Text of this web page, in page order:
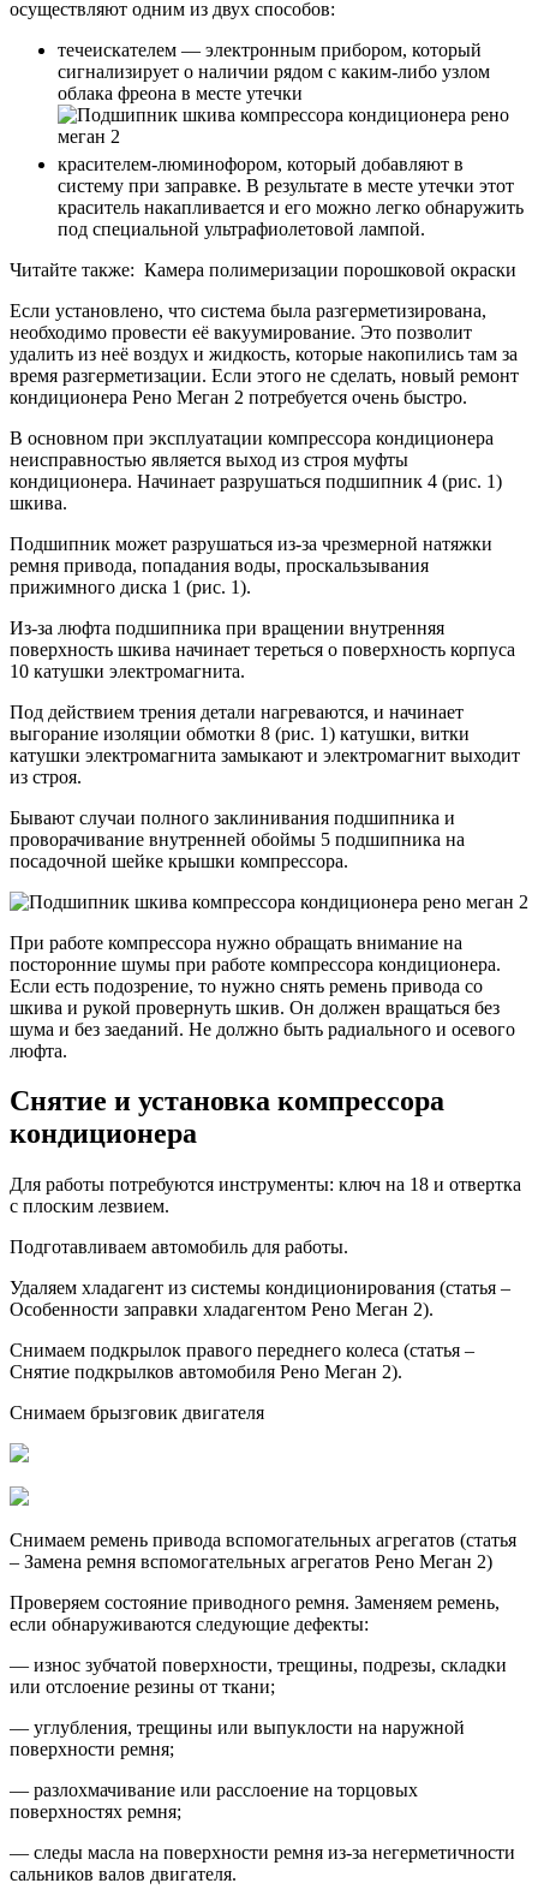
осуществляют одним из двух способов:
течеискателем — электронным прибором, который
сигнализирует о наличии рядом с каким-либо узлом
облака фреона в месте утечки
красителем-люминофором, который добавляют в
систему при заправке. В результате в месте утечки этот
краситель накапливается и его можно легко обнаружить
под специальной ультрафиолетовой лампой.
Читайте также: Камера полимеризации порошковой окраски
Если установлено, что система была разгерметизирована,
необходимо провести её вакуумирование. Это позволит
удалить из неё воздух и жидкость, которые накопились там за
время разгерметизации. Если этого не сделать, новый ремонт
кондиционера Рено Меган 2 потребуется очень быстро.
В основном при эксплуатации компрессора кондиционера
неисправностью является выход из строя муфты
кондиционера. Начинает разрушаться подшипник 4 (рис. 1)
шкива.
Подшипник может разрушаться из-за чрезмерной натяжки
ремня привода, попадания воды, проскальзывания
прижимного диска 1 (рис. 1).
Из-за люфта подшипника при вращении внутренняя
поверхность шкива начинает тереться о поверхность корпуса
10 катушки электромагнита.
Под действием трения детали нагреваются, и начинает
выгорание изоляции обмотки 8 (рис. 1) катушки, витки
катушки электромагнита замыкают и электромагнит выходит
из строя.
Бывают случаи полного заклинивания подшипника и
проворачивание внутренней обоймы 5 подшипника на
посадочной шейке крышки компрессора.
При работе компрессора нужно обращать внимание на
посторонние шумы при работе компрессора кондиционера.
Если есть подозрение, то нужно снять ремень привода со
шкива и рукой провернуть шкив. Он должен вращаться без
шума и без заеданий. Не должно быть радиального и осевого
люфта.
Снятие и установка компрессора
кондиционера
Для работы потребуются инструменты: ключ на 18 и отвертка
с плоским лезвием.
Подготавливаем автомобиль для работы.
Удаляем хладагент из системы кондиционирования (статья –
Особенности заправки хладагентом Рено Меган 2).
Снимаем подкрылок правого переднего колеса (статья –
Снятие подкрылков автомобиля Рено Меган 2).
Снимаем брызговик двигателя
Снимаем ремень привода вспомогательных агрегатов (статья
– Замена ремня вспомогательных агрегатов Рено Меган 2)
Проверяем состояние приводного ремня. Заменяем ремень,
если обнаруживаются следующие дефекты:
— износ зубчатой поверхности, трещины, подрезы, складки
или отслоение резины от ткани;
— углубления, трещины или выпуклости на наружной
поверхности ремня;
— разлохмачивание или расслоение на торцовых
поверхностях ремня;
— следы масла на поверхности ремня из-за негерметичности
сальников валов двигателя.